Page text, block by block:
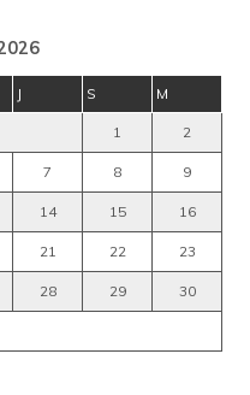
J S M
1 2
7 8 9
14 15 16
21 22 23
28 29 30